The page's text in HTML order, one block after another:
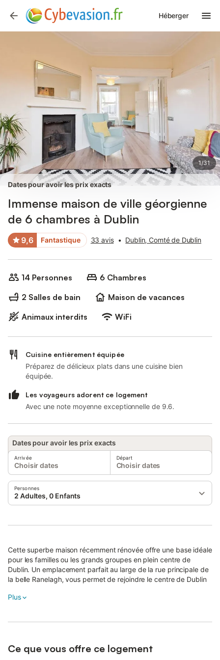
Héberger
1/31
Photos Équipements Avis des voyageurs
Dates pour avoir les prix exacts
Immense maison de ville géorgienne
de 6 chambres à Dublin
9,6 Fantastique 33 avis • Dublin, Comté de Dublin
14 Personnes
6 Chambres
2 Salles de bain
Maison de vacances
Animaux interdits
WiFi
Cuisine entièrement équipée
Préparez de délicieux plats dans une cuisine bien
équipée.
Les voyageurs adorent ce logement
Avec une note moyenne exceptionnelle de 9.6.
Dates pour avoir les prix exacts
Arrivée
Choisir dates
Départ
Choisir dates
Personnes
2 Adultes, 0 Enfants
Cette superbe maison récemment rénovée offre une base idéale
pour les familles ou les grands groupes en plein centre de
Dublin. Un emplacement parfait au large de la rue principale de
la belle Ranelagh, vous permet de rejoindre le centre de Dublin
promenade pittoresque de 30 minutes ou 20 minutes en bus /
Cette belle maison de ville de la fin de l'époque géorgienne /
Plus
Ce que vous offre ce logement